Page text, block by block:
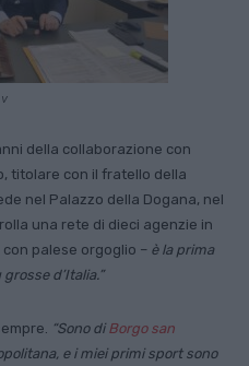
v
della collaborazione con
titolare con il fratello della
nel Palazzo della Dogana, nel
una rete di dieci agenzie in
palese orgoglio – è la prima
d’Italia.”
“Sono di Borgo san
e i miei primi sport sono